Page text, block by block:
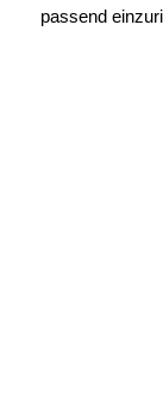
passend